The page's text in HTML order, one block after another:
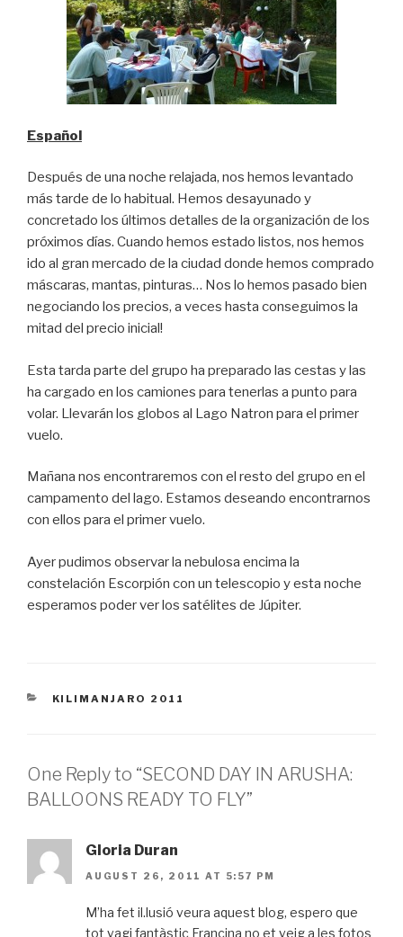
Español
Después de una noche relajada, nos hemos levantado
más tarde de lo habitual. Hemos desayunado y
concretado los últimos detalles de la organización de los
próximos días. Cuando hemos estado listos, nos hemos
ido al gran mercado de la ciudad donde hemos comprado
máscaras, mantas, pinturas… Nos lo hemos pasado bien
negociando los precios, a veces hasta conseguimos la
mitad del precio inicial!
Esta tarda parte del grupo ha preparado las cestas y las
ha cargado en los camiones para tenerlas a punto para
volar. Llevarán los globos al Lago Natron para el primer
vuelo.
Mañana nos encontraremos con el resto del grupo en el
campamento del lago. Estamos deseando encontrarnos
con ellos para el primer vuelo.
Ayer pudimos observar la nebulosa encima la
constelación Escorpión con un telescopio y esta noche
esperamos poder ver los satélites de Júpiter.
CATEGORIES
KILIMANJARO 2011
One Reply to “SECOND DAY IN ARUSHA:
BALLOONS READY TO FLY”
Gloria Duran
AUGUST 26, 2011 AT 5:57 PM
M’ha fet il.lusió veura aquest blog, espero que
tot vagi fantàstic Francina no et veig a les fotos